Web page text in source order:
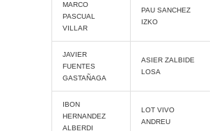
MARCO
PASCUAL
VILLAR
PAU SANCHEZ
IZKO
JAVIER
FUENTES
GASTAÑAGA
ASIER ZALBIDE
LOSA
IBON
HERNANDEZ
ALBERDI
LOT VIVO
ANDREU